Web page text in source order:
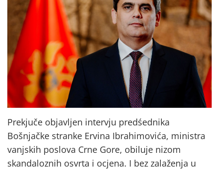
Prekjuče objavljen intervju predśednika
Bošnjačke stranke Ervina Ibrahimovića, ministra
vanjskih poslova Crne Gore, obiluje nizom
skandaloznih osvrta i ocjena. I bez zalaženja u